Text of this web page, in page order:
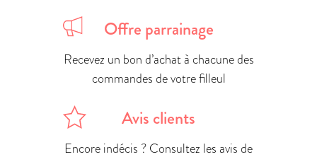
Offre parrainage
Recevez un bon d’achat à chacune des
commandes de votre filleul
Avis clients
Encore indécis ? Consultez les avis de